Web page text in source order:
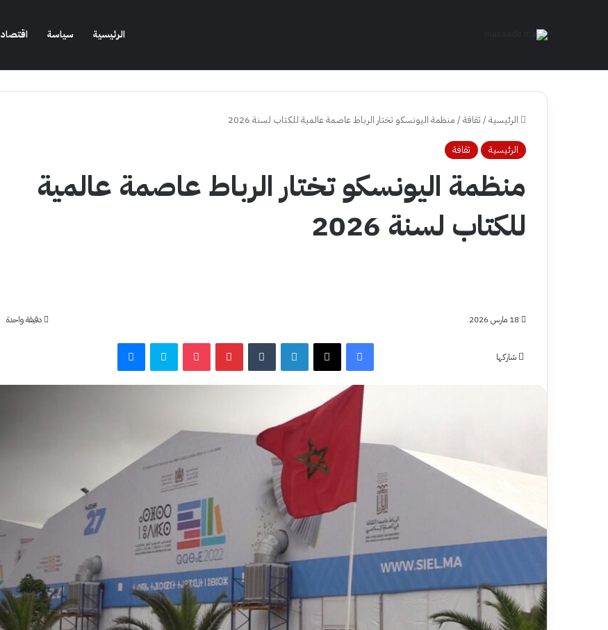
الرئيسية سياسة اقتصاد
الرئيسية/ثقافة/ منظمة اليونسكو تختار الرباط عاصمة عالمية للكتاب لسنة 2026
الرئيسية ثقافة
منظمة اليونسكو تختار الرباط عاصمة عالمية
للكتاب لسنة 2026
18 مارس 2026 دقيقة واحدة
شاركها
فيسبوك‫X لينكدإن ‏Tumblr بينتيريست‫Pocket سكايب ماسنجر